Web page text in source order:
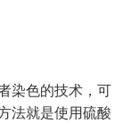
染色的技术，可
法就是使用硫酸